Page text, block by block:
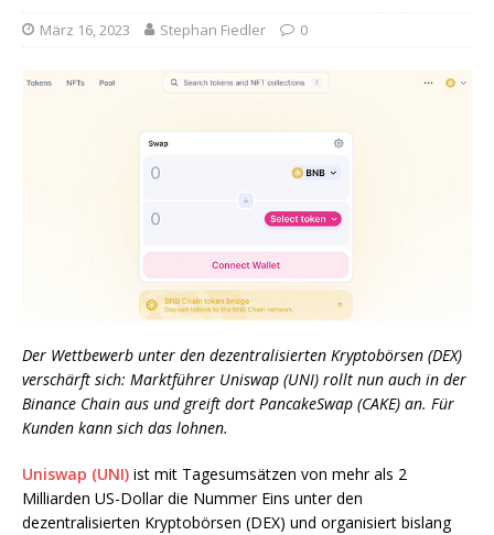
März 16, 2023 Stephan Fiedler 0
Der Wettbewerb unter den dezentralisierten Kryptobörsen (DEX)
verschärft sich: Marktführer Uniswap (UNI) rollt nun auch in der
Binance Chain aus und greift dort PancakeSwap (CAKE) an. Für
Kunden kann sich das lohnen.
Uniswap (UNI) ist mit Tagesumsätzen von mehr als 2
Milliarden US-Dollar die Nummer Eins unter den
dezentralisierten Kryptobörsen (DEX) und organisiert bislang